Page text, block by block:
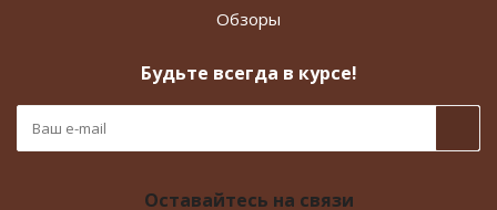
Обзоры
Будьте всегда в курсе!
Оставайтесь на связи